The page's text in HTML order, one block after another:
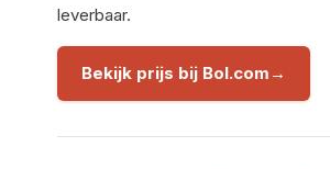
leverbaar.
Bekijk prijs bij Bol.com